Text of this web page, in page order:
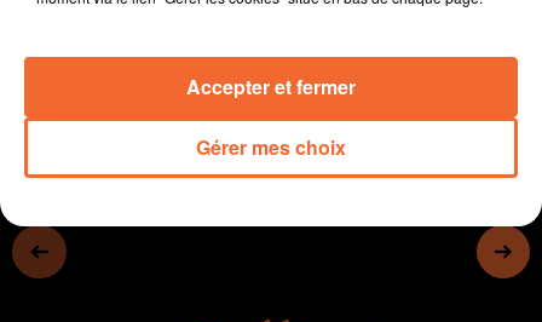
0:00 13 min 2 sec
Gérer mes choix
Accepter et fermer